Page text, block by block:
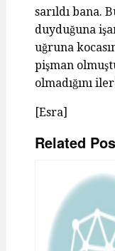
sarıldı bana.
duyduğuna
uğruna
pişman
olmadığını
[Esra]
Related